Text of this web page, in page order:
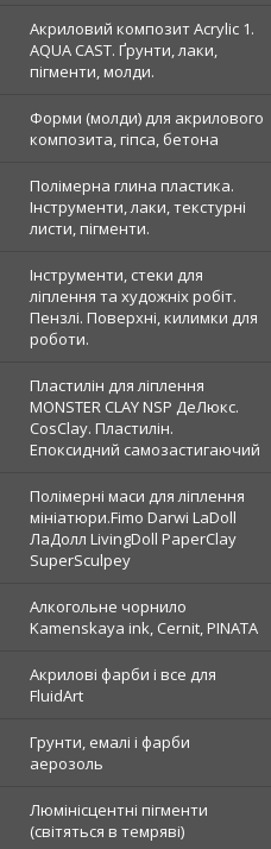
Акриловий композит Acrylic 1.
AQUA CAST. Ґрунти, лаки,
пігменти, молди.
Форми (молди) для акрилового
композита, гіпса, бетона
Полімерна глина пластика.
Інструменти, лаки, текстурні
листи, пігменти.
Інструменти, стеки для
ліплення та художніх робіт.
Пензлі. Поверхні, килимки для
роботи.
Пластилін для ліплення
MONSTER CLAY NSP ДеЛюкс.
CosClay. Пластилін.
Епоксидний самозастигаючий
Полімерні маси для ліплення
мініатюри.Fimo Darwi LaDoll
ЛаДолл LivingDoll PaperClay
SuperSculpey
Алкогольне чорнило
Kamenskaya ink, Cernit, PINATA
Акрилові фарби і все для
FluidArt
Грунти, емалі і фарби
аерозоль
Люмінісцентні пігменти
(світяться в темряві)